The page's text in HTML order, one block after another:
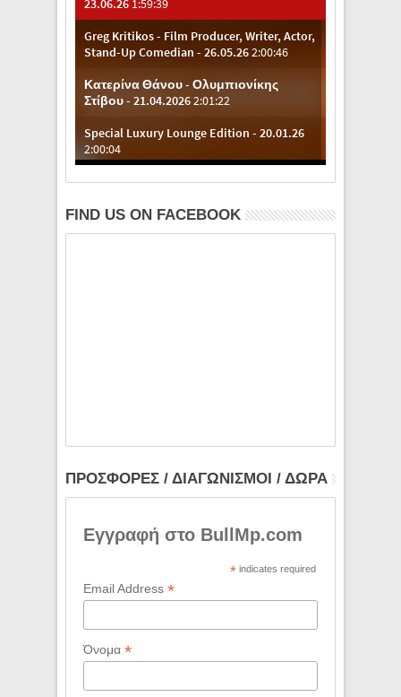
FIND US ON FACEBOOK
ΠΡΟΣΦΟΡΕΣ / ΔΙΑΓΩΝΙΣΜΟΙ / ΔΩΡΑ
Εγγραφή στο BullMp.com
*indicates required
Email Address *
Όνομα *